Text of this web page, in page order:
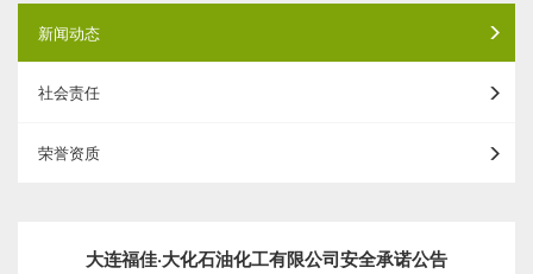
新闻动态
社会责任
荣誉资质
大连福佳·大化石油化工有限公司安全承诺公告